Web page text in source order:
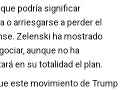
podría significar
o arriesgarse a perder el
Zelenski ha mostrado
aunque no ha
en su totalidad el plan.
este movimiento de Trump